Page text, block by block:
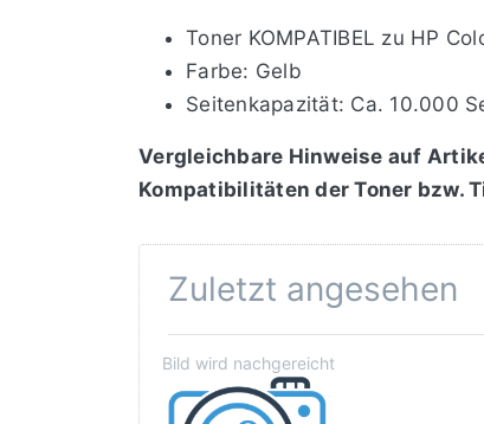
Toner KOMPATIBEL zu HP
Farbe: Gelb
Seitenkapazität: Ca. 10.000
Vergleichbare Hinweise auf
Kompatibilitäten der Toner bzw.
Zuletzt angesehen